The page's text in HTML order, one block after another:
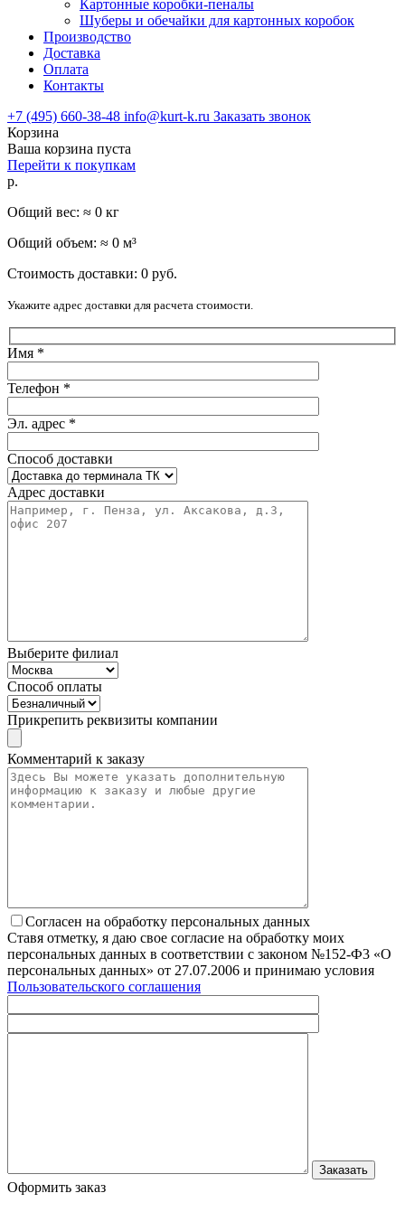
Картонные коробки-пеналы
Шуберы и обечайки для картонных коробок
Производство
Доставка
Оплата
Контакты
+7 (495) 660-38-48 info@kurt-k.ru Заказать звонок
Корзина
Ваша корзина пуста
Перейти к покупкам
р.
Общий вес: ≈ 0 кг
Общий объем: ≈ 0 м³
Стоимость доставки: 0 руб.
Укажите адрес доставки для расчета стоимости.
Имя *
Телефон *
Эл. адрес *
Способ доставки
Адрес доставки
Выберите филиал
Способ оплаты
Прикрепить реквизиты компании
Комментарий к заказу
Согласен на обработку персональных данных
Ставя отметку, я даю свое согласие на обработку моих
персональных данных в соответствии с законом №152-Ф3 «О
персональных данных» от 27.07.2006 и принимаю условия
Пользовательского соглашения
Оформить заказ